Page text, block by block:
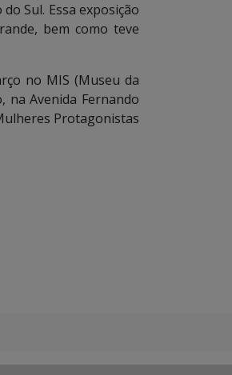
Sul. Essa exposição
bem como teve
no MIS (Museu da
na Avenida Fernando
Protagonistas